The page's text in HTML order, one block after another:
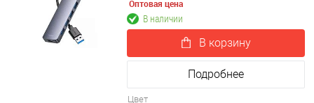
Оптовая цена
В наличии
В корзину
Подробнее
Цвет